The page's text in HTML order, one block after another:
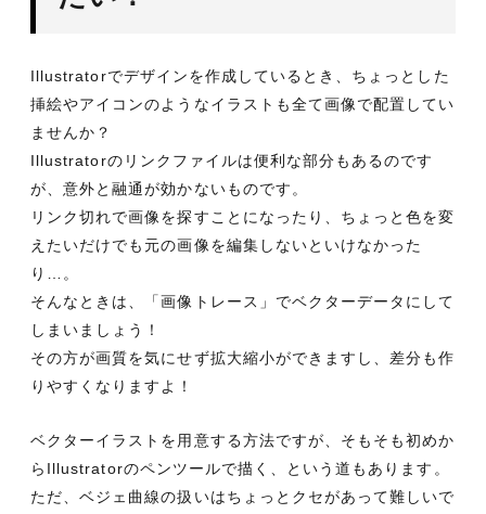
Illustratorでデザインを作成しているとき、ちょっとした
挿絵やアイコンのようなイラストも全て画像で配置してい
ませんか？
Illustratorのリンクファイルは便利な部分もあるのです
が、意外と融通が効かないものです。
リンク切れで画像を探すことになったり、ちょっと色を変
えたいだけでも元の画像を編集しないといけなかった
り…。
そんなときは、「画像トレース」でベクターデータにして
しまいましょう！
その方が画質を気にせず拡大縮小ができますし、差分も作
りやすくなりますよ！
ベクターイラストを用意する方法ですが、そもそも初めか
らIllustratorのペンツールで描く、という道もあります。
ただ、ベジェ曲線の扱いはちょっとクセがあって難しいで